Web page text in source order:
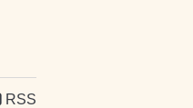
RSS